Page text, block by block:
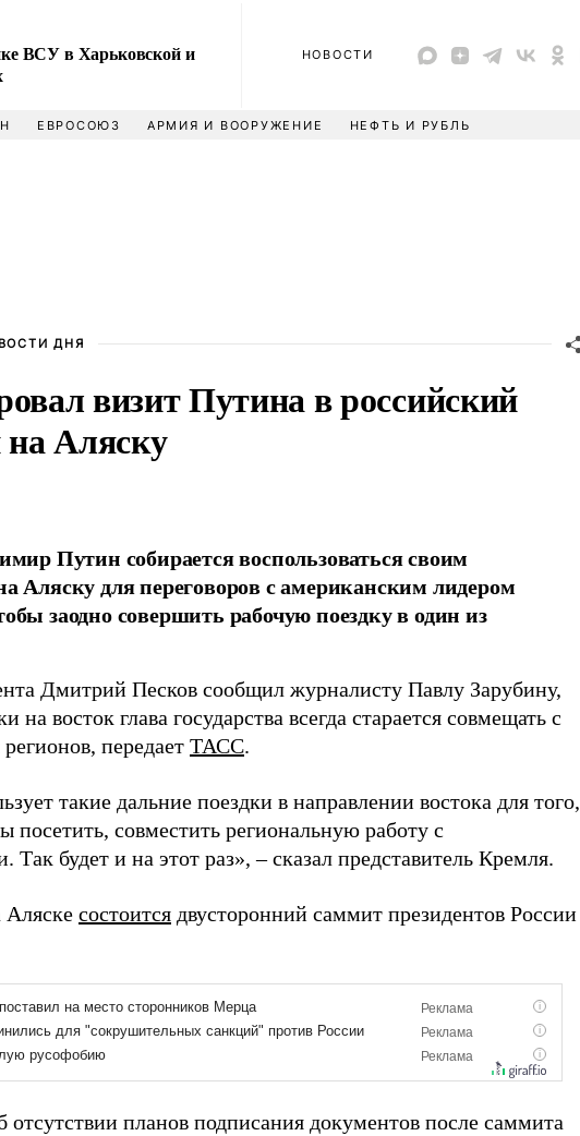
ВСУ в Харьковской и
НОВОСТИ
ЕВРОСОЮЗ АРМИЯ И ВООРУЖЕНИЕ НЕФТЬ И РУБЛЬ
ДНЯ
визит Путина в российский
на Аляску
Путин собирается воспользоваться своим
Аляску для переговоров с американским лидером
заодно совершить рабочую поездку в один из
Дмитрий Песков сообщил журналисту Павлу Зарубину,
на восток глава государства всегда старается совмещать с
передает ТАСС.
такие дальние поездки в направлении востока для того,
посетить, совместить региональную работу с
будет и на этот раз», – сказал представитель Кремля.
состоится двусторонний саммит президентов России
отсутствии планов подписания документов после саммита